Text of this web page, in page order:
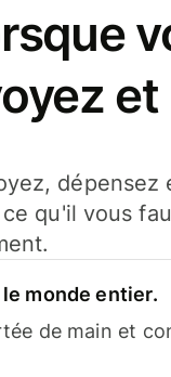
qu'il vous
monde entier.
de main et